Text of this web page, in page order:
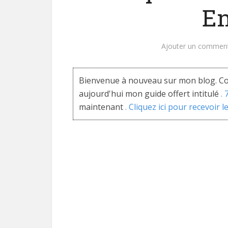
Ajouter un
Bienvenue à nouveau sur mon blog.
aujourd'hui mon guide offert intitulé.
maintenant. Cliquez ici pour recevoir